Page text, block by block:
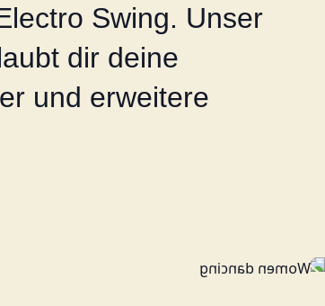
Swing. Unser
dir deine
und erweitere